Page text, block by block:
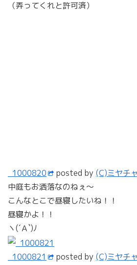
このシチュエーション！！
で、なしてこんなに長居してるかと
なぜかワイン・シャンパン呑み放題
いいの？？
大丈夫なの？？
まー１時間もいたけどさぁ
(ﾉ´∀｀*)